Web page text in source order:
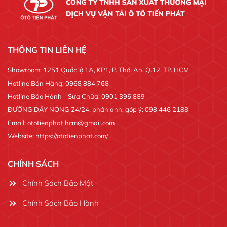
THÔNG TIN LIÊN HỆ
Showroom: 1251 Quốc lộ 1A, KP1, P. Thới An, Q.12, TP. HCM
Hotline Bán Hàng: 0968 884 768
Hotline Bảo Hành - Sửa Chữa: 0901 395 889
ĐƯỜNG DÂY NÓNG 24/24, phản ánh, góp ý: 098 446 2188
Email: ototienphat.hcm@gmail.com
Website: https://ototienphat.com/
CHÍNH SÁCH
Chính Sách Bảo Mật
Chính Sách Bảo Hành